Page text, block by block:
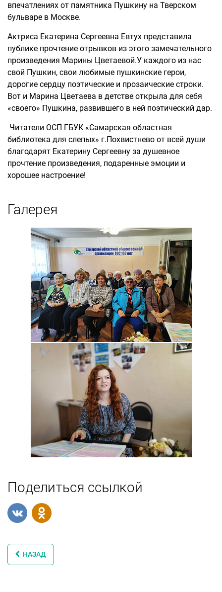
впечатлениях от памятника Пушкину на Тверском
бульваре в Москве.
Актриса Екатерина Сергеевна Евтух представила
публике прочтение отрывков из этого замечательного
произведения Марины Цветаевой.У каждого из нас
свой Пушкин, свои любимые пушкинские герои,
дорогие сердцу поэтические и прозаические строки.
Вот и Марина Цветаева в детстве открыла для себя
«своего» Пушкина, развившего в ней поэтический дар.
Читатели ОСП ГБУК «Самарская областная
библиотека для слепых» г.Похвистнево от всей души
благодарят Екатерину Сергеевну за душевное
прочтение произведения, подаренные эмоции и
хорошее настроение!
Галерея
Поделиться ссылкой
НАЗАД